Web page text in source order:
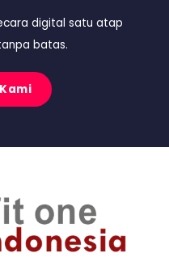
digital satu atap
batas.